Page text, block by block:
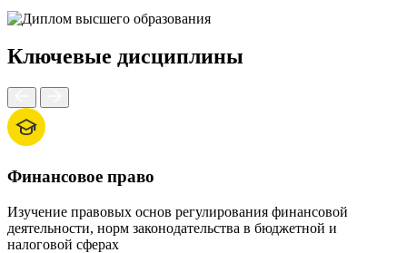
Ключевые дисциплины
Финансовое право
Изучение правовых основ регулирования финансовой
деятельности, норм законодательства в бюджетной и
налоговой сферах